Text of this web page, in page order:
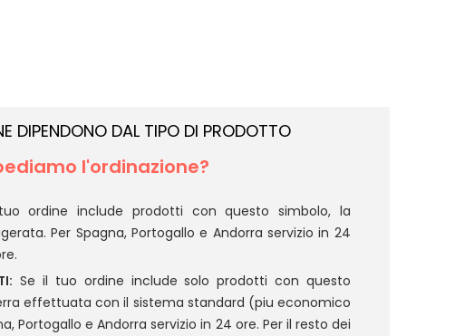
DIPENDONO DAL TIPO DI PRODOTTO
l'ordinazione?
ordine include prodotti con questo simbolo, la
Per Spagna, Portogallo e Andorra servizio in 24
Se il tuo ordine include solo prodotti con questo
effettuata con il sistema standard (piu economico
Portogallo e Andorra servizio in 24 ore. Per il resto dei